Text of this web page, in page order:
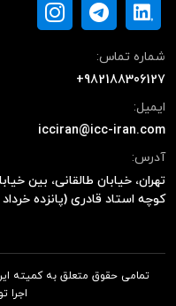
شماره تماس:
+982188306127
ایمیل:
icciran@icc-iran.com
آدرس:
تهران، خیابان طالقانی، بین
کوچه استاد قادری (پانزده خرداد سابق)،
تمامی حقوق متعلق به کمیته
اجرا